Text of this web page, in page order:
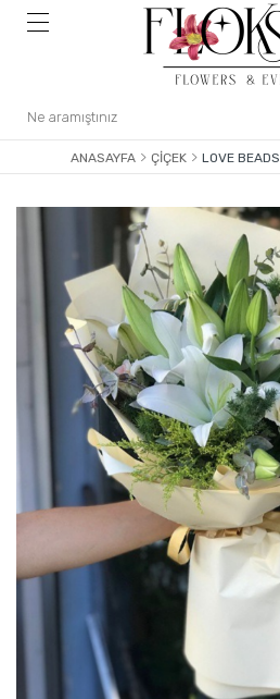
ANASAYFA ÇIÇEK LOVE BEADS